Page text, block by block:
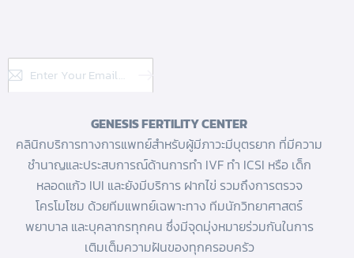
Subscribe
GENESIS FERTILITY CENTER
คลินิกบริการทางการแพทย์สำหรับผู้มีภาวะมีบุตรยาก ที่มีความ
ชำนาญและประสบการณ์ด้านการทํา IVF ทำ ICSI หรือ เด็ก
หลอดแก้วIUI และยังมีบริการ ฝากไข่ รวมถึงการตรวจ
โครโมโซม ด้วยทีมแพทย์เฉพาะทาง ทีมนักวิทยาศาสตร์
พยาบาล และบุคลากรทุกคน ซึ่งมีจุดมุ่งหมายร่วมกันในการ
เติมเต็มความฝันของทุกครอบครัว